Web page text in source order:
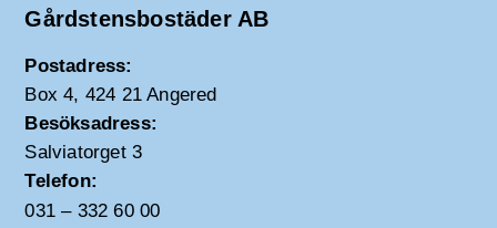
Gårdstensbostäder AB
Postadress:
Box 4, 424 21 Angered
Besöksadress:
Salviatorget 3
Telefon:
031 – 332 60 00